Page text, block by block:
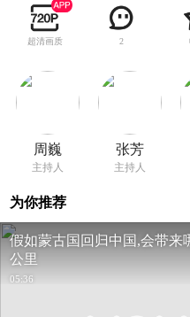
出万元的
乐”的浪潮
超清画质 2
周巍
主持人
张芳
主持人
为你推荐
假如蒙古国回归中国,会带来
公里
05:36